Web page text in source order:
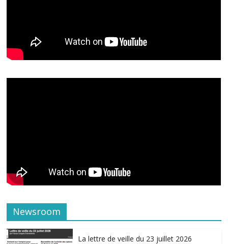
Newsroom
La lettre de veille du 23 juillet 2026